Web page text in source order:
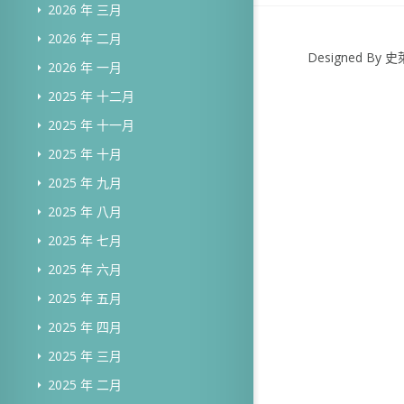
2026 年 三月
2026 年 二月
2026 年 一月
2025 年 十二月
2025 年 十一月
2025 年 十月
2025 年 九月
2025 年 八月
2025 年 七月
2025 年 六月
2025 年 五月
2025 年 四月
2025 年 三月
2025 年 二月
Designed By 史